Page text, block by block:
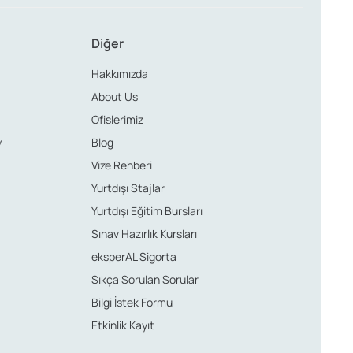
Diğer
Hakkımızda
About Us
Ofislerimiz
Blog
Vize Rehberi
Yurtdışı Stajlar
Yurtdışı Eğitim Bursları
Sınav Hazırlık Kursları
eksperAL Sigorta
Sıkça Sorulan Sorular
Bilgi İstek Formu
Etkinlik Kayıt